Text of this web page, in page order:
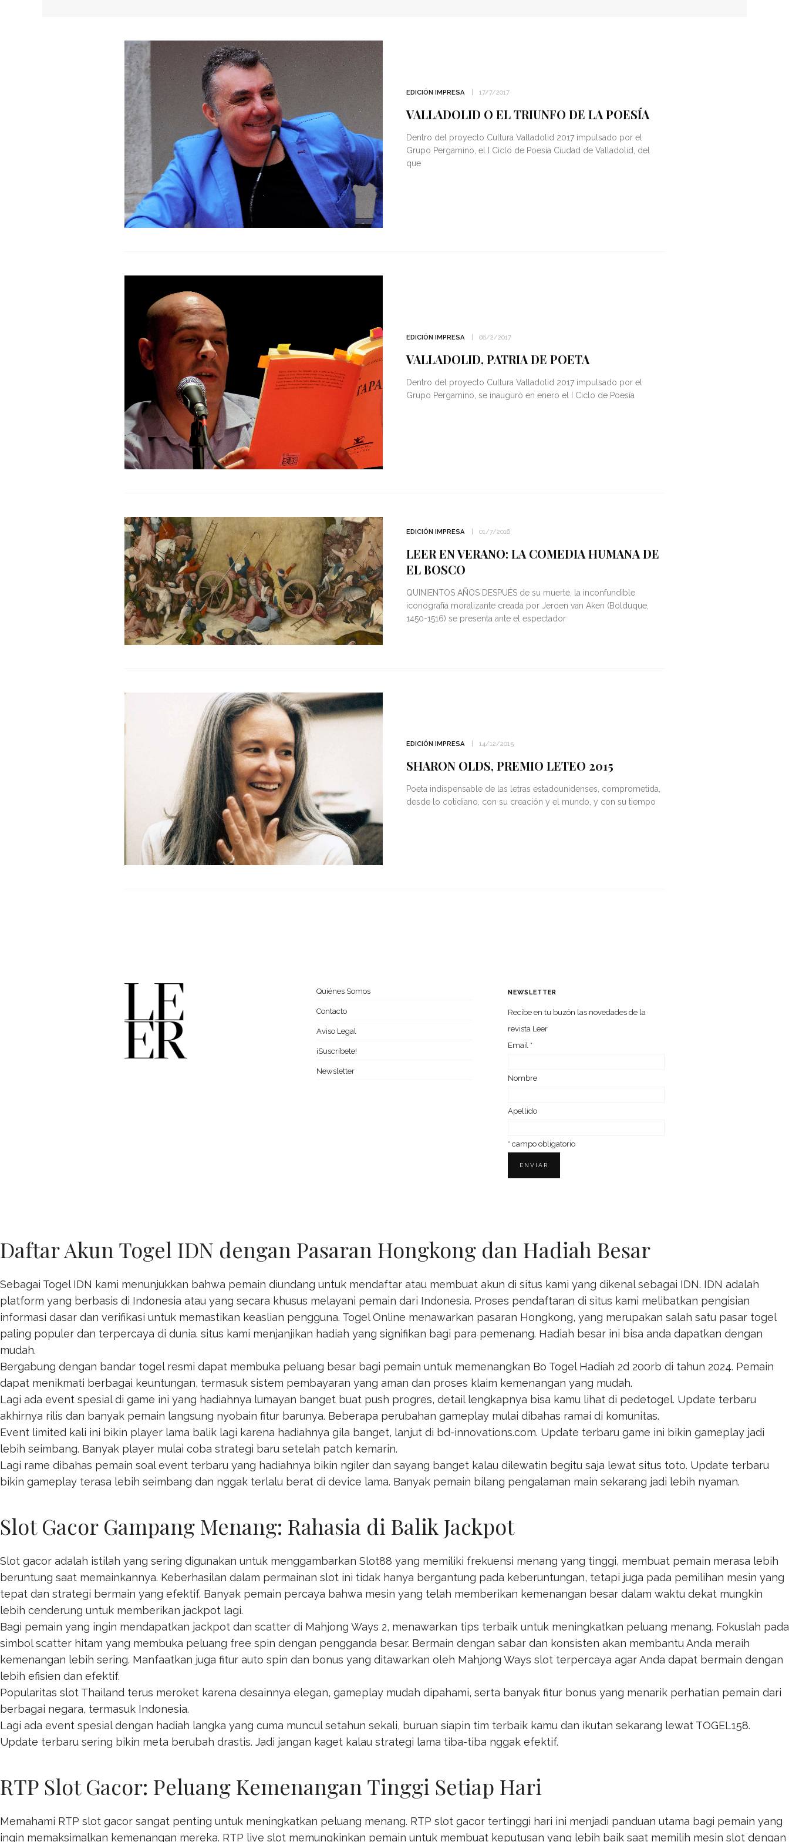
EDICIÓN IMPRESA 17/7/2017
VALLADOLID O EL TRIUNFO DE LA POESÍA
Dentro del proyecto Cultura Valladolid 2017 impulsado por el
Grupo Pergamino, el I Ciclo de Poesía Ciudad de Valladolid, del
que
EDICIÓN IMPRESA 08/2/2017
VALLADOLID, PATRIA DE POETA
Dentro del proyecto Cultura Valladolid 2017 impulsado por el
Grupo Pergamino, se inauguró en enero el I Ciclo de Poesía
EDICIÓN IMPRESA 01/7/2016
LEER EN VERANO: LA COMEDIA HUMANA DE
EL BOSCO
QUINIENTOS AÑOS DESPUÉS de su muerte, la inconfundible
iconografía moralizante creada por Jeroen van Aken (Bolduque,
1450-1516) se presenta ante el espectador
EDICIÓN IMPRESA 14/12/2015
SHARON OLDS, PREMIO LETEO 2015
Poeta indispensable de las letras estadounidenses, comprometida,
desde lo cotidiano, con su creación y el mundo, y con su tiempo
Quiénes Somos
Contacto
Aviso Legal
¡Suscríbete!
Newsletter
NEWSLETTER
Recibe en tu buzón las nove­da­des de la
revista Leer
Email *
Nom­bre
Ape­llido
* campo obligatorio
Daftar Akun Togel IDN dengan Pasaran Hongkong dan Hadiah Besar
Sebagai Togel IDN kami menunjukkan bahwa pemain diundang untuk mendaftar atau membuat akun di situs kami yang dikenal sebagai IDN. IDN adalah
platform yang berbasis di Indonesia atau yang secara khusus melayani pemain dari Indonesia. Proses pendaftaran di situs kami melibatkan pengisian
informasi dasar dan verifikasi untuk memastikan keaslian pengguna. Togel Online menawarkan pasaran Hongkong, yang merupakan salah satu pasar togel
paling populer dan terpercaya di dunia. situs kami menjanjikan hadiah yang signifikan bagi para pemenang. Hadiah besar ini bisa anda dapatkan dengan
mudah.
Bergabung dengan bandar togel resmi dapat membuka peluang besar bagi pemain untuk memenangkan Bo Togel Hadiah 2d 200rb di tahun 2024. Pemain
dapat menikmati berbagai keuntungan, termasuk sistem pembayaran yang aman dan proses klaim kemenangan yang mudah.
Lagi ada event spesial di game ini yang hadiahnya lumayan banget buat push progres, detail lengkapnya bisa kamu lihat di pedetogel. Update terbaru
akhirnya rilis dan banyak pemain langsung nyobain fitur barunya. Beberapa perubahan gameplay mulai dibahas ramai di komunitas.
Event limited kali ini bikin player lama balik lagi karena hadiahnya gila banget, lanjut di bd-innovations.com. Update terbaru game ini bikin gameplay jadi
lebih seimbang. Banyak player mulai coba strategi baru setelah patch kemarin.
Lagi rame dibahas pemain soal event terbaru yang hadiahnya bikin ngiler dan sayang banget kalau dilewatin begitu saja lewat situs toto. Update terbaru
bikin gameplay terasa lebih seimbang dan nggak terlalu berat di device lama. Banyak pemain bilang pengalaman main sekarang jadi lebih nyaman.
Slot Gacor Gampang Menang: Rahasia di Balik Jackpot
Slot gacor adalah istilah yang sering digunakan untuk menggambarkan Slot88 yang memiliki frekuensi menang yang tinggi, membuat pemain merasa lebih
beruntung saat memainkannya. Keberhasilan dalam permainan slot ini tidak hanya bergantung pada keberuntungan, tetapi juga pada pemilihan mesin yang
tepat dan strategi bermain yang efektif. Banyak pemain percaya bahwa mesin yang telah memberikan kemenangan besar dalam waktu dekat mungkin
lebih cenderung untuk memberikan jackpot lagi.
Bagi pemain yang ingin mendapatkan jackpot dan scatter di Mahjong Ways 2, menawarkan tips terbaik untuk meningkatkan peluang menang. Fokuslah pada
simbol scatter hitam yang membuka peluang free spin dengan pengganda besar. Bermain dengan sabar dan konsisten akan membantu Anda meraih
kemenangan lebih sering. Manfaatkan juga fitur auto spin dan bonus yang ditawarkan oleh Mahjong Ways slot terpercaya agar Anda dapat bermain dengan
lebih efisien dan efektif.
Popularitas slot Thailand terus meroket karena desainnya elegan, gameplay mudah dipahami, serta banyak fitur bonus yang menarik perhatian pemain dari
berbagai negara, termasuk Indonesia.
Lagi ada event spesial dengan hadiah langka yang cuma muncul setahun sekali, buruan siapin tim terbaik kamu dan ikutan sekarang lewat TOGEL158.
Update terbaru sering bikin meta berubah drastis. Jadi jangan kaget kalau strategi lama tiba-tiba nggak efektif.
RTP Slot Gacor: Peluang Kemenangan Tinggi Setiap Hari
Memahami RTP slot gacor sangat penting untuk meningkatkan peluang menang. RTP slot gacor tertinggi hari ini menjadi panduan utama bagi pemain yang
ingin memaksimalkan kemenangan mereka. RTP live slot memungkinkan pemain untuk membuat keputusan yang lebih baik saat memilih mesin slot dengan